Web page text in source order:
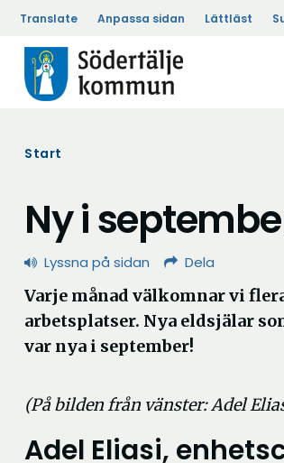
Translate Anpassa sidan Lättläst
Start
Ny i
Lyssna på sidan Dela
Varje månad välkomnar vi
arbetsplatser. Nya eldsjälar
var nya i september!
(På bilden från vänster: Adel
Adel Eliasi,